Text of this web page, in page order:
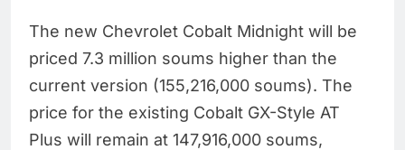
The new Chevrolet Cobalt Midnight will be
priced 7.3 million soums higher than the
current version (155,216,000 soums). The
price for the existing Cobalt GX-Style AT
Plus will remain at 147,916,000 soums,